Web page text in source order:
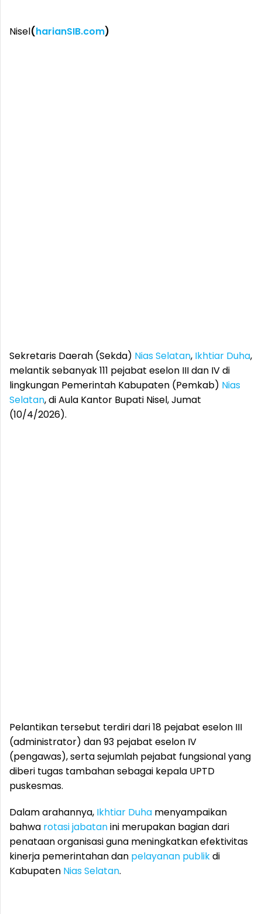
Nisel(harianSIB.com)
Sekretaris Daerah (Sekda) Nias Selatan, Ikhtiar Duha,
melantik sebanyak 111 pejabat eselon III dan IV di
lingkungan Pemerintah Kabupaten (Pemkab) Nias
Selatan, di Aula Kantor Bupati Nisel, Jumat
(10/4/2026).
Pelantikan tersebut terdiri dari 18 pejabat eselon III
(administrator) dan 93 pejabat eselon IV
(pengawas), serta sejumlah pejabat fungsional yang
diberi tugas tambahan sebagai kepala UPTD
puskesmas.
Dalam arahannya, Ikhtiar Duha menyampaikan
bahwa rotasi jabatanini merupakan bagian dari
penataan organisasi guna meningkatkan efektivitas
kinerja pemerintahan dan pelayanan publikdi
Kabupaten Nias Selatan.